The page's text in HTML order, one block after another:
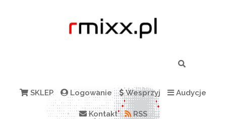
SKLEP Logowanie Wesprzyj Audycje
Kontakt RSS